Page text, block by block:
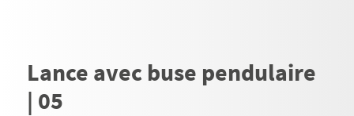
Lance avec buse pendulaire
| 05